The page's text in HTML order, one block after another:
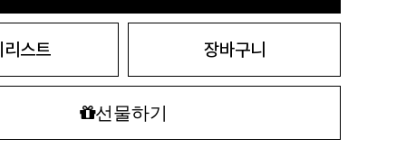
리스트 장바구니
선물하기